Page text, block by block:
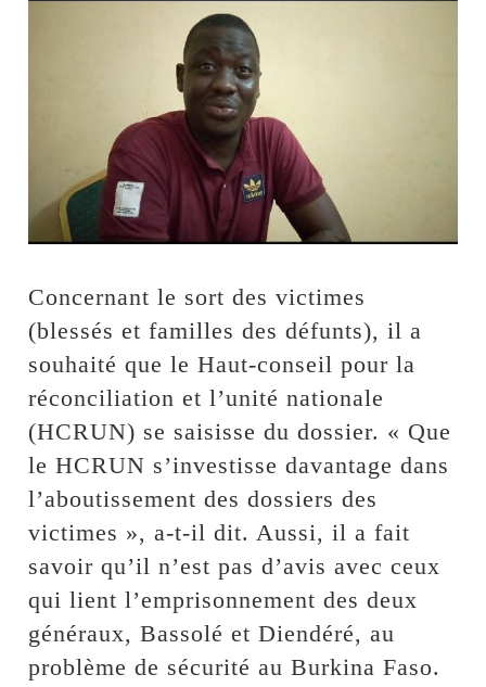
Concernant le sort des victimes
(blessés et familles des défunts), il a
souhaité que le Haut-conseil pour la
réconciliation et l’unité nationale
(HCRUN) se saisisse du dossier. « Que
le HCRUN s’investisse davantage dans
l’aboutissement des dossiers des
victimes », a-t-il dit. Aussi, il a fait
savoir qu’il n’est pas d’avis avec ceux
qui lient l’emprisonnement des deux
généraux, Bassolé et Diendéré, au
problème de sécurité au Burkina Faso.